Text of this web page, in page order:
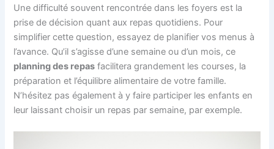
Une difficulté souvent rencontrée dans les foyers est la
prise de décision quant aux repas quotidiens. Pour
simplifier cette question, essayez de planifier vos menus à
l’avance. Qu’il s’agisse d’une semaine ou d’un mois, ce
planning des repas facilitera grandement les courses, la
préparation et l’équilibre alimentaire de votre famille.
N’hésitez pas également à y faire participer les enfants en
leur laissant choisir un repas par semaine, par exemple.